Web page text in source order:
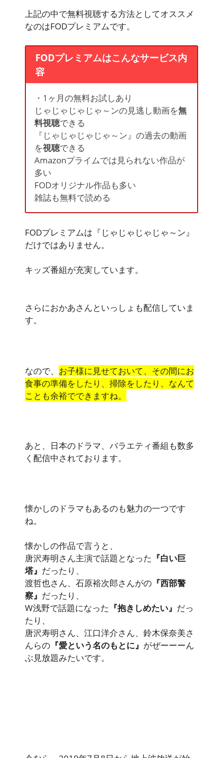
上記の中で無料視聴する方法としてオススメ
なのはFODプレミアムです。
FODプレミアムはこんなサービス内
容
・1ヶ月の無料お試しあり
じゃじゃじゃじゃ～ンの見逃し動画を無
料視聴できる
『じゃじゃじゃじゃ～ン』の過去の動画
を視聴できる
Amazonプライムでは見られない作品が
多い
FODオリジナル作品も多い
雑誌も無料で読める
FODプレミアムは 『じゃじゃじゃじゃ～ン』
だけではありません。
キッズ番組が充実しています。
さらにおかあさんといっしょ も配信していま
す。
なので、 お子様に見せておいて、その間にお
食事の準備をしたり、掃除をしたり、なんて
ことも余裕でできますね。
あと、日本のドラマ、バラエティ番組も数多
く配信中されております。
懐かしのドラマもあるのも魅力の一つです
ね。
懐かしの作品で言うと、
唐沢寿明さん主演で話題となった 『白い巨
塔』 だったり、
渡哲也さん、石原裕次郎さんがの 『西部警
察』 だったり、
W浅野で話題になった 『抱きしめたい』 だっ
たり、
唐沢寿明さん、江口洋介さん、鈴木保奈美さ
んらの 『愛という名のもとに』 がぜーーーん
ぶ見放題みたいです。